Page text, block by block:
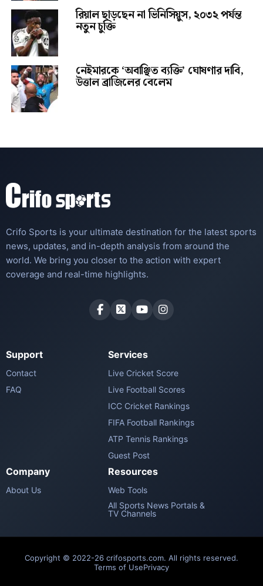
রিয়াল ছাড়ছেন না ভিনিসিয়ুস, ২০৩২ পর্যন্ত
নতুন চুক্তি
নেইমারকে ‘অবাঞ্ছিত ব্যক্তি’ ঘোষণার দাবি,
উত্তাল ব্রাজিলের বেলেম
Crifo Sports is your ultimate destination for the latest sports
news, updates, and in-depth analysis from around the
world. We bring you closer to the action with expert
coverage and real-time highlights.
Support
Contact
FAQ
Services
Live Cricket Score
Live Football Scores
ICC Cricket Rankings
FIFA Football Rankings
ATP Tennis Rankings
Guest Post
Company
About Us
Resources
Web Tools
All Sports News Portals &
TV Channels
Copyright © 2022-26 crifosports.com. All rights reserved.
Terms of UsePrivacy